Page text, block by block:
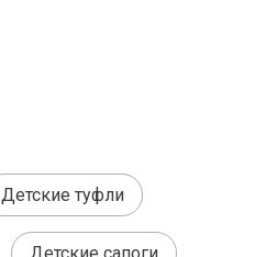
Детские туфли